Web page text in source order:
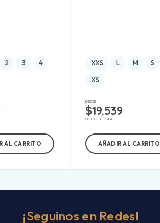
2 3 4
AL CARRITO
XXS L M S
XS
DESDE:
$19.539
PRECIO DE LISTA
AÑADIR AL CARRITO
¡Seguinos en Redes!